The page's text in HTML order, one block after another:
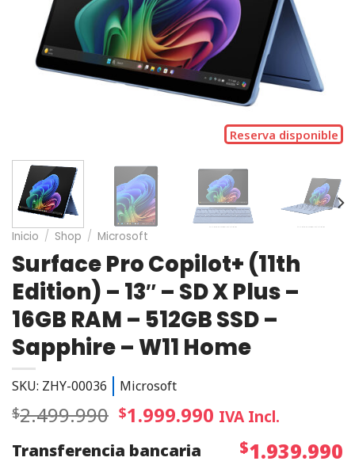
Reserva disponible
Inicio / Shop / Microsoft
Surface Pro Copilot+ (11th
Edition) – 13″ – SD X Plus –
16GB RAM – 512GB SSD –
Sapphire – W11 Home
SKU: ZHY-00036 Microsoft
$2.499.990 $1.999.990 IVA Incl.
Transferencia bancaria
$1.939.990